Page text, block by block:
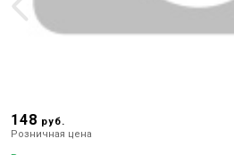
148 руб.
Розничная цена